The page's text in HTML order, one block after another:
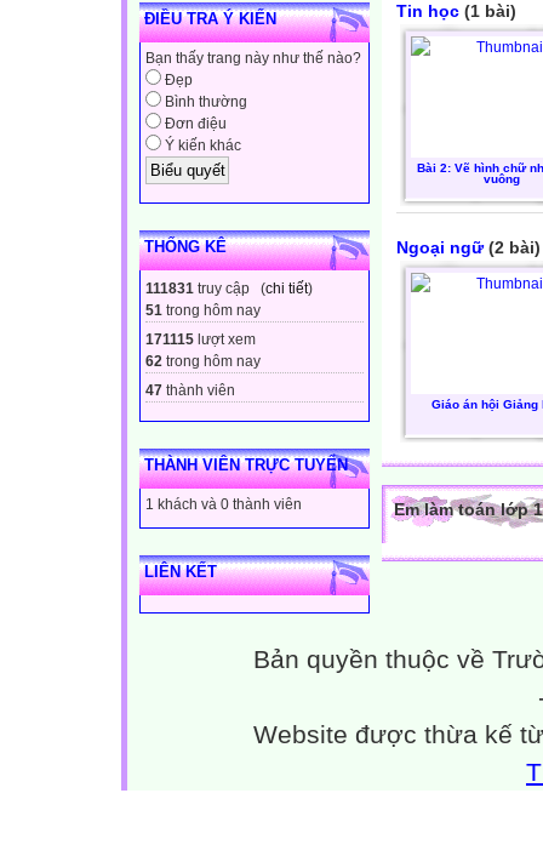
ĐIỀU TRA Ý KIẾN
Bạn thấy trang này như thế nào?
Đẹp
Bình thường
Đơn điệu
Ý kiến khác
THỐNG KÊ
111831 truy cập (chi tiết)
51 trong hôm nay
171115 lượt xem
62 trong hôm nay
47 thành viên
THÀNH VIÊN TRỰC TUYẾN
1 khách và 0 thành viên
LIÊN KẾT
Tin học (1 bài)
Bài 2: Vẽ hình chữ
vuông
Ngoại ngữ(2 bài)
Giáo án hội Giảng
Em làm toán lớp 1
Bản quyền thuộc về
Website được thừa kế